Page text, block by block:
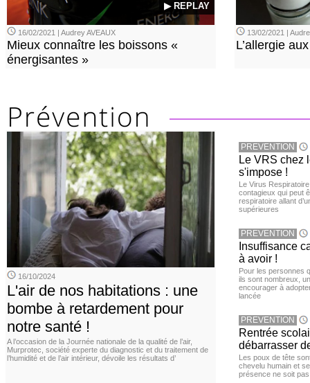
▶ REPLAY
16/02/2021 | Audrey AVEAUX
Mieux connaître les boissons «
énergisantes »
13/02/2021 |
L’allergie
16/10/2024
L'air de nos habitations : une
bombe à retardement pour
notre santé !
A l’occasion de la Journée nationale de la qualité de l’air,
Murprotec, société experte du diagnostic et du traitement de
l’humidité et de l’air intérieur, dévoile les résultats d’
PREVENTION
Le VRS chez
s'impose !
Le Virus
contagieux qui peut
respiratoire allant
supérieures
PREVENTION
Insuffisance
à avoir !
Pour les personnes
ils sont nombreux,
encourager à
lancée
PREVENTION
Rentrée
débarrasser
Les poux de tête
chevelu humain et
présence ne soit